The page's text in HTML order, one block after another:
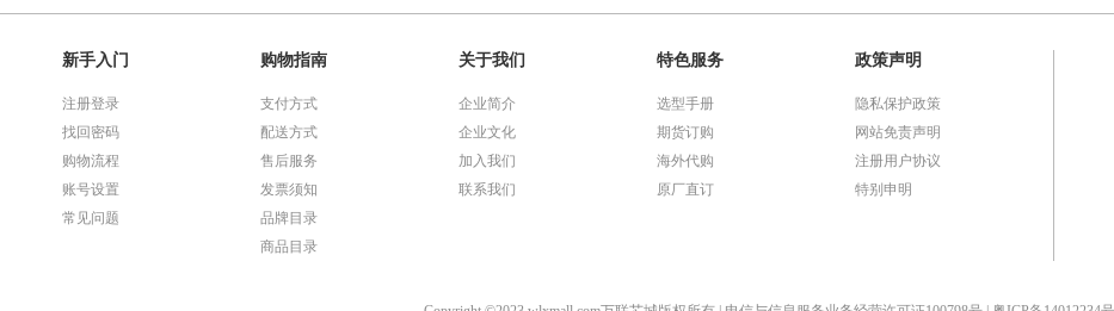
新手入门
注册登录
找回密码
购物流程
账号设置
常见问题
购物指南
支付方式
配送方式
售后服务
发票须知
品牌目录
商品目录
关于我们
企业简介
企业文化
加入我们
联系我们
特色服务
选型手册
期货订购
海外代购
原厂直订
政策声明
隐私保护政策
网站免责声明
注册用户协议
特别申明